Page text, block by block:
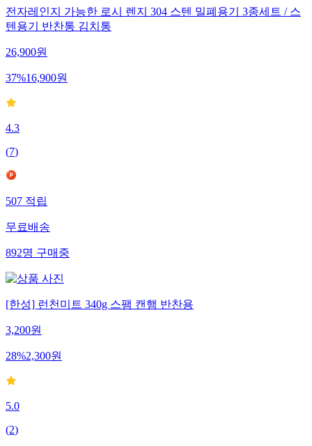
전자레인지 가능한 로시 렌지 304 스텐 밀폐용기 3종세트 / 스
텐용기 반찬통 김치통
26,900원
37%16,900원
4.3
(7)
507 적립
무료배송
892명 구매중
[한성] 런천미트 340g 스팸 캔햄 반찬용
3,200원
28%2,300원
5.0
(2)